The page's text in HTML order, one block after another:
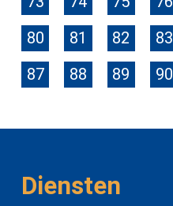
80
81 82 83
87
88 89 90
Diensten